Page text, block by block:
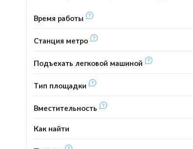
Время работы
Станция метро
Подъехать легковой машиной
Тип площадки
Вместительность
Как найти